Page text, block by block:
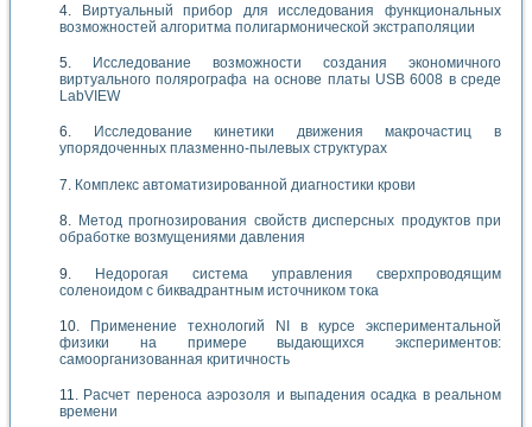
Виртуальный прибор для исследования функциональных
возможностей алгоритма полигармонической экстраполяции
Исследование возможности создания экономичного
виртуального полярографа на основе платы USB 6008 в среде
LabVIEW
Исследование кинетики движения макрочастиц в
упорядоченных плазменно-пылевых структурах
Комплекс автоматизированной диагностики крови
Метод прогнозирования свойств дисперсных продуктов при
обработке возмущениями давления
Недорогая система управления сверхпроводящим
соленоидом с биквадрантным источником тока
Применение технологий NI в курсе экспериментальной
физики на примере выдающихся экспериментов:
самоорганизованная критичность
Расчет переноса аэрозоля и выпадения осадка в реальном
времени